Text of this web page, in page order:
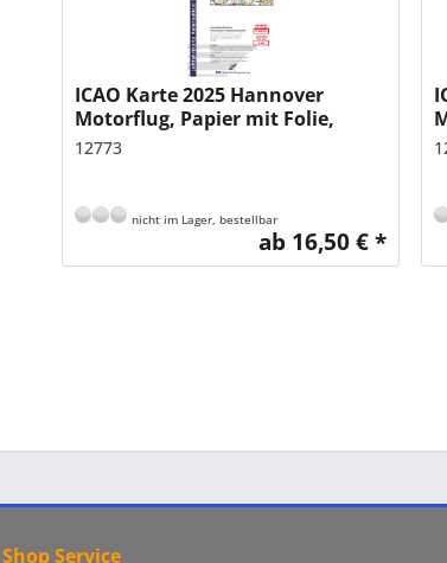
ICAO Karte 2025 Hannover
Motorflug, Papier mit Folie,
gefalzt, 1:500.000
12773
nicht im Lager, bestellbar
ab 16,50 € *
Shop Service